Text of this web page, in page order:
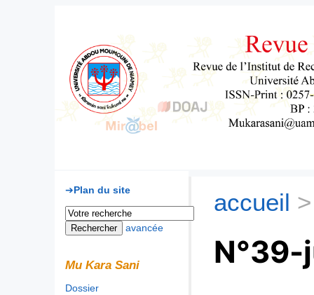
Mu Kara Sani
accueil >
Plan du site
avancée
Mu Kara Sani
Dossier